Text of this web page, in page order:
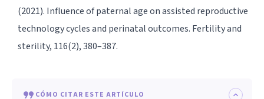
(2021). Influence of paternal age on assisted reproductive
technology cycles and perinatal outcomes. Fertility and
sterility, 116(2), 380–387.
CÓMO CITAR ESTE ARTÍCULO